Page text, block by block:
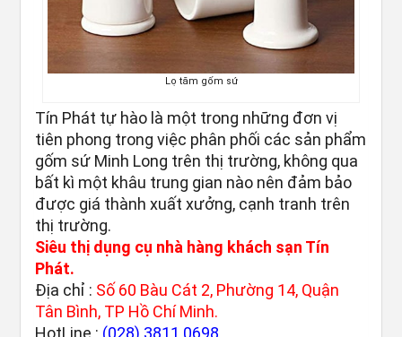
Lọ tăm gốm sứ
Tín Phát tự hào là một trong những đơn vị
tiên phong trong việc phân phối các sản phẩm
gốm sứ Minh Long trên thị trường, không qua
bất kì một khâu trung gian nào nên đảm bảo
được giá thành xuất xưởng, cạnh tranh trên
thị trường.
Siêu thị dụng cụ nhà hàng khách sạn Tín
Phát.
Địa chỉ : Số 60 Bàu Cát 2, Phường 14, Quận
Tân Bình, TP Hồ Chí Minh.
HotLine : (028) 3811 0698